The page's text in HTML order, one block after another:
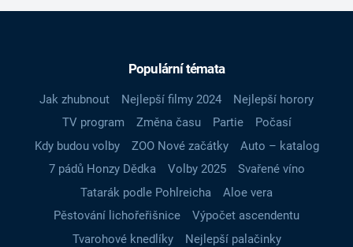
Populární témata
Jak zhubnout Nejlepší filmy 2024
Nejlepší horory
TV program
Změna času Partie
Počasí
Kdy budou volby
ZOO Nové začátky
Auto – katalog
7 pádů Honzy Dědka
Volby 2025
Svařené víno
Tatarák podle Pohlreicha
Aloe vera
Pěstování lichořeřišnice
Výpočet ascendentu
Tvarohové knedlíky
Nejlepší palačinky